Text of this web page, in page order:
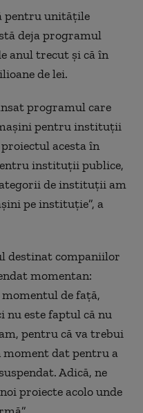
pentru unitățile
deja programul
anul trecut și că în
de lei.
programul care
pentru instituţii
acesta în
instituţii publice,
de instituţii am
pe instituţie”, a
destinat companiilor
momentan:
de faţă,
nu este faptul că nu
pentru că va trebui
moment dat pentru a
Adică, ne
proiecte acolo unde